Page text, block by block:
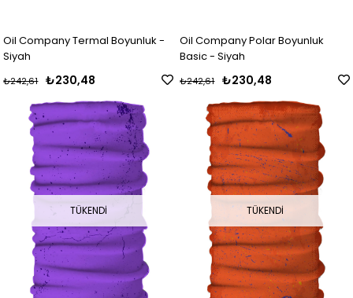
Oil Company Termal Boyunluk -
Siyah
₺230,48
₺242,61
Oil Company Polar Boyunluk
Basic - Siyah
₺230,48
₺242,61
TÜKENDI TÜKENDI